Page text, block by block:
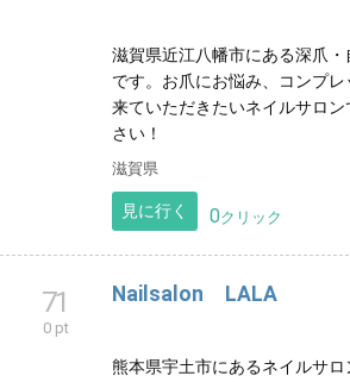
滋賀県近江八幡市にある深爪
です。お爪にお悩み、コンプ
来ていただきたいネイルサロ
さい！
滋賀県
見に行く 0クリック
71
0 pt
Nailsalon LALA
熊本県宇土市にあるネイルサ